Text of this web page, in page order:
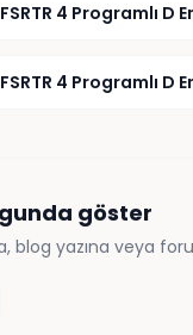
4 Programlı D
4 Programlı D
göster
blog yazına veya